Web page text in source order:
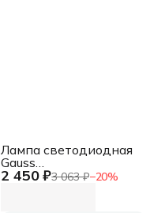
2 450 ₽3 063 ₽−20%
Лампа светодиодная
Gauss
LD102502212LED A60